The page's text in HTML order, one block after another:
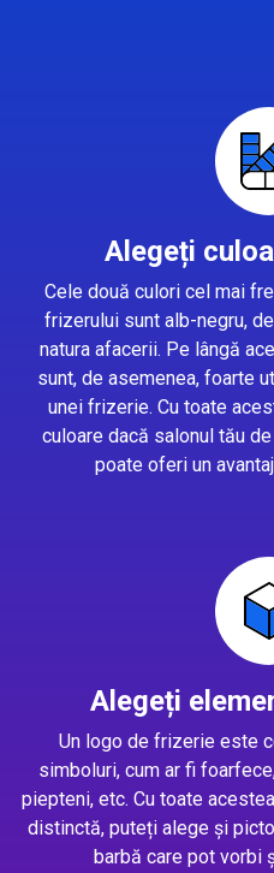
Alegeți
Cele două culori cel mai
frizerului sunt alb-negru,
natura afacerii. Pe lângă
sunt, de asemenea, foarte
unei frizerie. Cu toate
culoare dacă salonul tău
poate oferi un
Alegeți
Un logo de frizerie este
simboluri, cum ar fi
piepteni, etc. Cu toate
distinctă, puteți alege și
barbă care pot vorbi